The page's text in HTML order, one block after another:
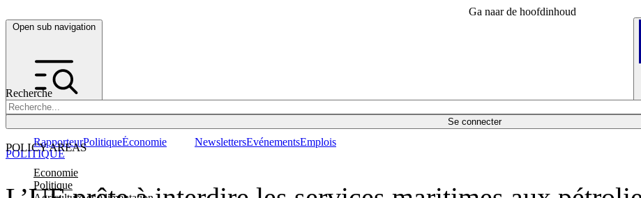
Ga naar de hoofdinhoud
Open sub navigation
Recherche
Se connecter
POLICY AREAS
Economie
Politique
RapporteurPolitiqueÉconomie NewslettersEvénementsEmplois
POLITIQUE